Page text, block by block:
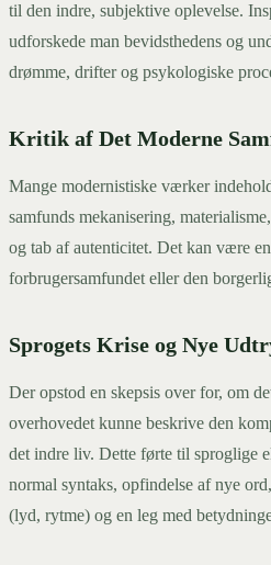
til den indre, subjektive oplevelse.
udforskede man bevidsthedens og
drømme, drifter og psykologiske
Kritik af Det Moderne
Mange modernistiske værker
samfunds mekanisering,
og tab af autenticitet. Det kan være
forbrugersamfundet eller den
Sprogets Krise og Nye
Der opstod en skepsis over for, om
overhovedet kunne beskrive den
det indre liv. Dette førte til sproglige
normal syntaks, opfindelse af nye
(lyd, rytme) og en leg med